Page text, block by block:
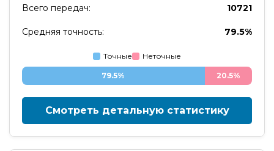
Всего передач: 10721
Средняя точность: 79.5%
Точные Неточные
79.5% 20.5%
Смотреть детальную статистику